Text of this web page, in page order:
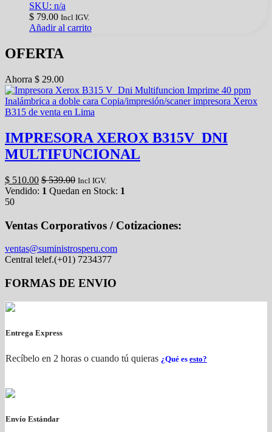
SKU: n/a
$ 79.00 Incl IGV.
Añadir al carrito
OFERTA
Ahorra $ 29.00
IMPRESORA XEROX B315V_DNI
MULTIFUNCIONAL
$ 510.00 $539.00 Incl IGV.
Vendido: 1 Quedan en Stock: 1
50
Ventas Corporativos / Cotizaciones:
ventas@suministrosperu.com
Central telef.(+01) 7234377
FORMAS DE ENVIO
Entrega Express
Recíbelo en 2 horas o cuando tú quieras ¿Qué es esto?
Envío Estándar